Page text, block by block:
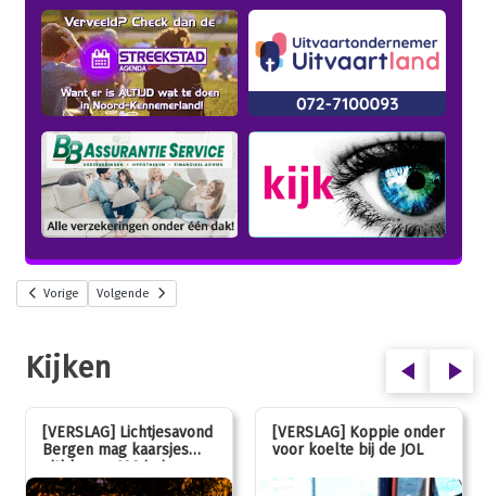
Vorige Volgende
Kijken
[VERSLAG] Lichtjesavond
Bergen mag kaarsjes
uitblazen: 100 jarig
jubileum!
[VERSLAG] Koppie onder
voor koelte bij de JOL